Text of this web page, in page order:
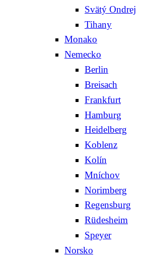
Svätý Ondrej
Tihany
Monako
Nemecko
Berlin
Breisach
Frankfurt
Hamburg
Heidelberg
Koblenz
Kolín
Mníchov
Norimberg
Regensburg
Rüdesheim
Speyer
Norsko